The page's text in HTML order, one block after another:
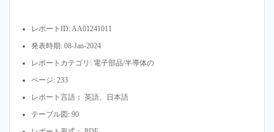
レポートID: AA01241011
発表時期: 08-Jan-2024
レポートカテゴリ: 電子部品/半導体の
ページ: 233
レポート言語： 英語、日本語
テーブル図: 90